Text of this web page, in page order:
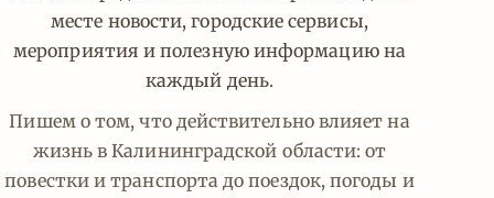
месте новости, городские сервисы,
мероприятия и полезную информацию на
каждый день.
Пишем о том, что действительно влияет на
жизнь в Калининградской области: от
повестки и транспорта до поездок, погоды и